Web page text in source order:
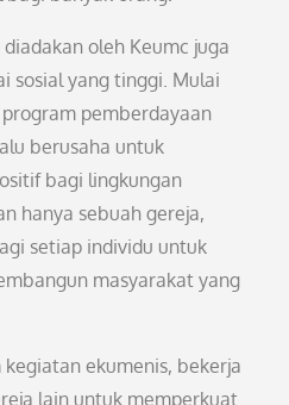
oleh Keumc juga
sosial yang tinggi. Mulai
pemberdayaan
berusaha untuk
bagi lingkungan
hanya sebuah gereja,
setiap individu untuk
masyarakat yang
ekumenis, bekerja
lain untuk memperkuat